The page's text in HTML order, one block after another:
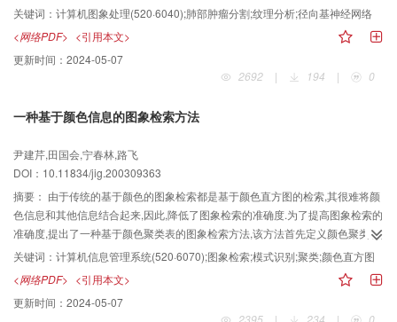
动分割,并根据相邻层肿瘤图象灰度、位置的相关性,提出了一种自动获取多层肿
瘤区域神经网络训练样本的阈值分割算法.该算法首先计算图象纹理统计参数,以
组成特征矢量空间,然后利用自适应径向基神经网络对特征矢量进行分类来实现
肿瘤序列图象的自动分割.实验结果表明,与基于灰度的区域增长法和基于梯度算
子和形状算子的最优阈值的分割方法相比较,该方法不仅能充分利用肺部肿瘤序
形态特征,经临床医生评估,具有较好的临床指导价值.
关键词： 计算机图象处理(520·6040);肺部肿瘤分割;纹理分析;径向基神经网络
<网络PDF> <引用本文>
更新时间： 2024-05-07
2692
| 194 | 0
一种基于颜色信息的图象检索方法
尹建芹,田国会,宁春林,路飞
DOI：10.11834/jig.200309363
摘要： 由于传统的基于颜色的图象检索都是基于颜色直方图的检索,其很难将颜
色信息和其他信息结合起来,因此,降低了图象检索的准确度.为了提高图象检索的
准确度,提出了一种基于颜色聚类表的图象检索方法,该方法首先定义颜色聚类表,
并对图象进行颜色聚类;然后利用聚类后的颜色信息构造聚类表,并利用聚类表作
为特征来对图象进行检索,同时给出颜色聚类表的获取方法;最后,利用该方法进行
了仿真实验.实验结果表明,利用颜色聚类表,根据图象的聚类结果来实现检索,可
以很方便地将颜色信息与其他信息结合起来.
关键词： 计算机信息管理系统(520·6070);图象检索;模式识别;聚类;颜色直方图
<网络PDF> <引用本文>
更新时间： 2024-05-07
2395
| 234 | 0